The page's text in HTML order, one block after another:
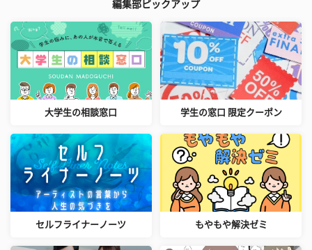
編集部ピックアップ
大学生の相談窓口 学生の窓口 限定クーポン
セルフライナーノーツ もやもや解決ゼミ